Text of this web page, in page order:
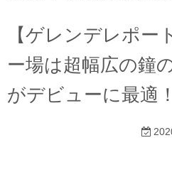
【ゲレンデレポー
ー場は超幅広の鐘
がデビューに最適！